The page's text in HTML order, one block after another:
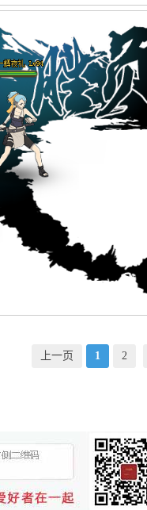
上一页 1 2